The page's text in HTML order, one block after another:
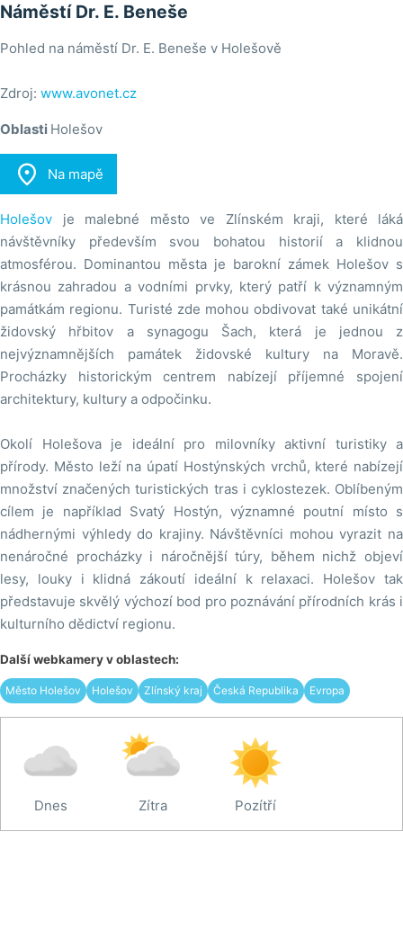
Náměstí Dr. E. Beneše
Pohled na náměstí Dr. E. Beneše v Holešově
Zdroj: www.avonet.cz
Oblasti Holešov
 Na mapě
Holešov je malebné město ve Zlínském kraji, které láká
návštěvníky především svou bohatou historií a klidnou
atmosférou. Dominantou města je barokní zámek Holešov s
krásnou zahradou a vodními prvky, který patří k významným
památkám regionu. Turisté zde mohou obdivovat také unikátní
židovský hřbitov a synagogu Šach, která je jednou z
nejvýznamnějších památek židovské kultury na Moravě.
Procházky historickým centrem nabízejí příjemné spojení
architektury, kultury a odpočinku.
Okolí Holešova je ideální pro milovníky aktivní turistiky a
přírody. Město leží na úpatí Hostýnských vrchů, které nabízejí
množství značených turistických tras i cyklostezek. Oblíbeným
cílem je například Svatý Hostýn, významné poutní místo s
nádhernými výhledy do krajiny. Návštěvníci mohou vyrazit na
nenáročné procházky i náročnější túry, během nichž objeví
lesy, louky i klidná zákoutí ideální k relaxaci. Holešov tak
představuje skvělý výchozí bod pro poznávání přírodních krás i
kulturního dědictví regionu.
Další webkamery v oblastech:
Město Holešov Holešov Zlínský kraj Česká Republika Evropa
Dnes Zítra Pozítří